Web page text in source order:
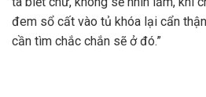
đem sổ cất vào tủ khóa lại cẩn
cần tìm chắc chắn sẽ ở đó.”